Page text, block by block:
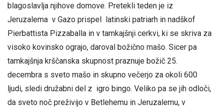
blagoslavlja njihove domove. Pretekli teden je iz
Jeruzalema v Gazo prispel latinski patriarh in nadškof
Pierbattista Pizzaballa in v tamkajšnji cerkvi, ki se skriva za
visoko kovinsko ograjo, daroval božično mašo. Sicer pa
tamkajšnja krščanska skupnost praznuje božič 25.
decembra s sveto mašo in skupno večerjo za okoli 600
ljudi, sledi družabni del z igro bingo. Veliko pa se jih odloči,
da sveto noč preživijo v Betlehemu in Jeruzalemu, v